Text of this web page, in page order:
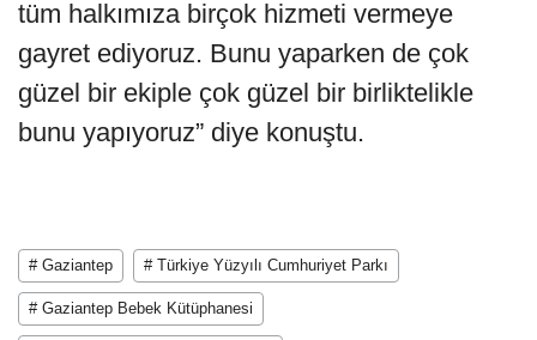
tüm halkımıza birçok hizmeti vermeye
gayret ediyoruz. Bunu yaparken de çok
güzel bir ekiple çok güzel bir birliktelikle
bunu yapıyoruz” diye konuştu.
# Gaziantep # Türkiye Yüzyılı Cumhuriyet Parkı
# Gaziantep Bebek Kütüphanesi